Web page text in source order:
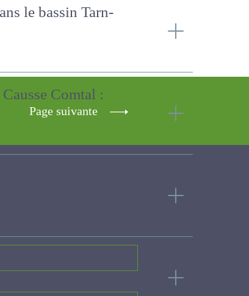
le bassin Tarn-
Comtal :
: outils et
Page suivante